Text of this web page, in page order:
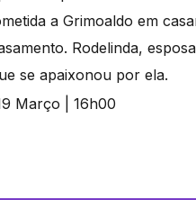
a Grimoaldo em
Rodelinda,
se apaixonou por ela.